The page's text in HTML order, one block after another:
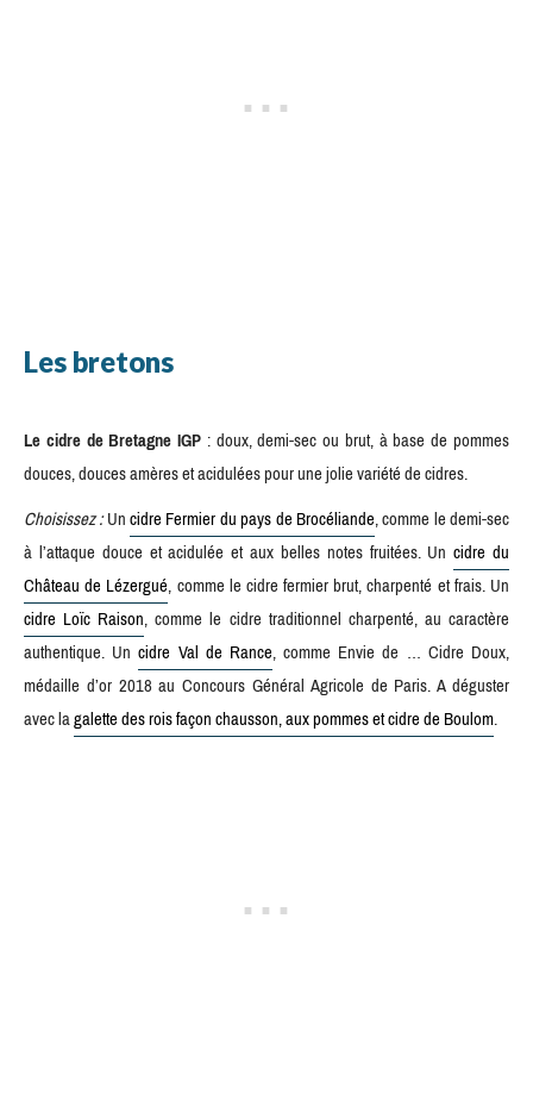
Les bretons
Le cidre de Bretagne IGP : doux, demi-sec ou brut, à base de pommes
douces, douces amères et acidulées pour une jolie variété de cidres.
Choisissez :Uncidre Fermier du pays de Brocéliande, comme le demi-sec
à l’attaque douce et acidulée et aux belles notes fruitées. Uncidre du
Château de Lézergué, comme le cidre fermier brut, charpenté et frais. Un
cidre Loïc Raison, comme le cidre traditionnel charpenté, au caractère
authentique. Uncidre Val de Rance, comme Envie de … Cidre Doux,
médaille d’or 2018 au Concours Général Agricole de Paris. A déguster
avec lagalette des rois façon chausson, aux pommes et cidre de Boulom.